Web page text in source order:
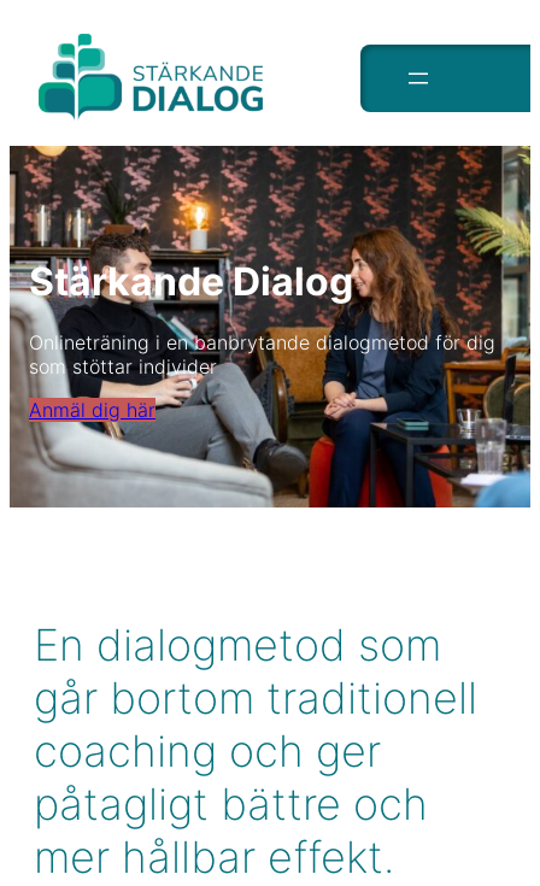
Stärkande Dialog
Onlineträning i en banbrytande dialogmetod för dig
som stöttar individer
Anmäl dig här
En dialogmetod som
går bortom traditionell
coaching och ger
påtagligt bättre och
mer hållbar effekt.